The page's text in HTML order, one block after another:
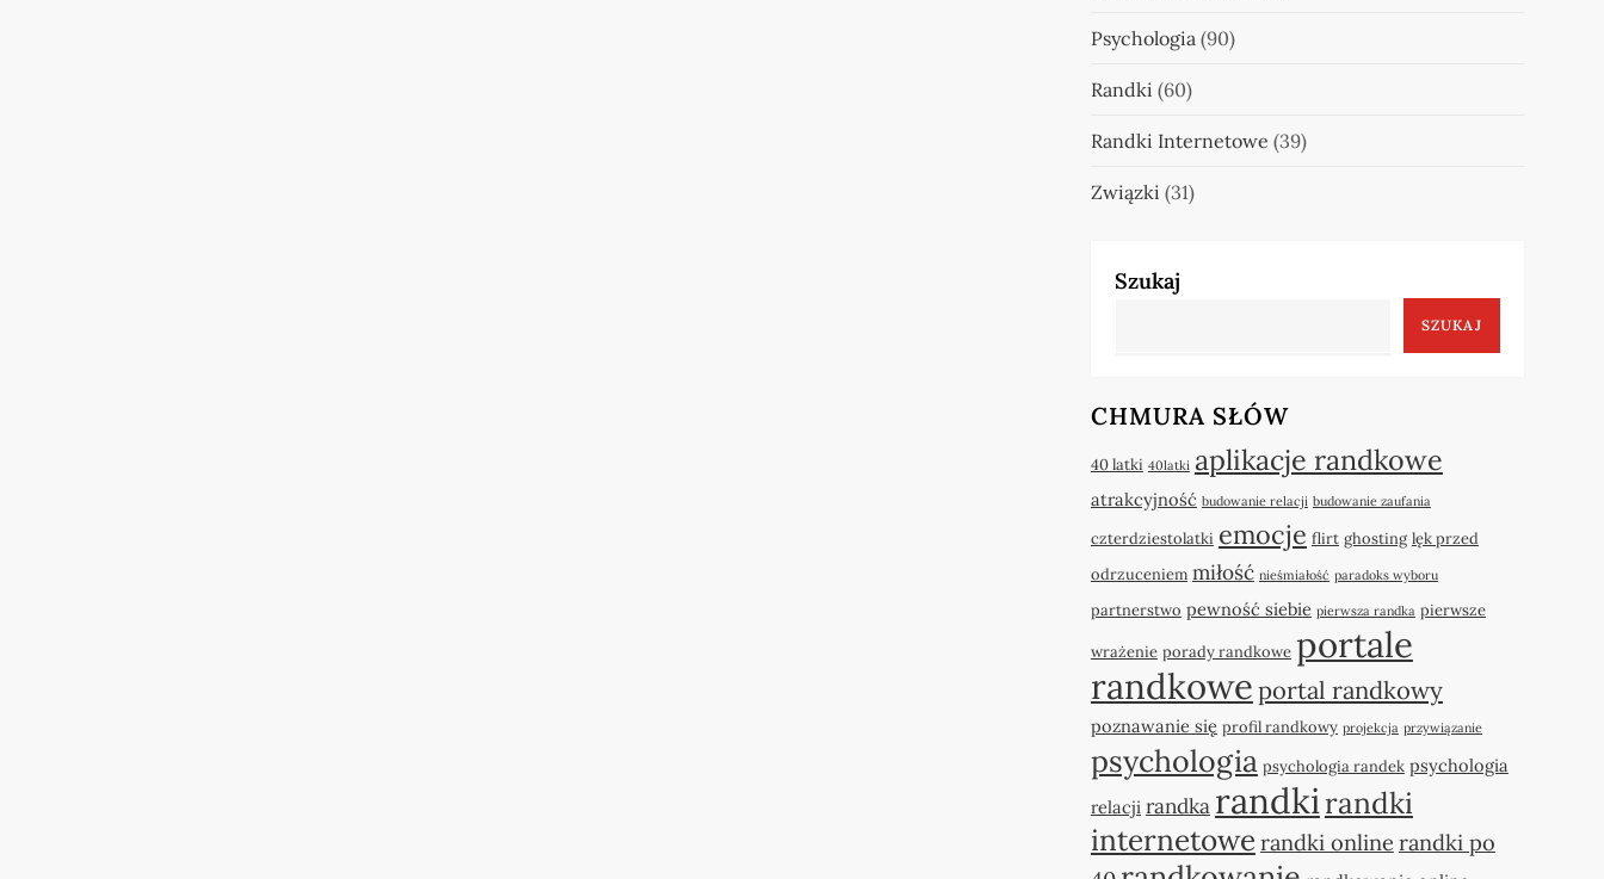
Psychologia(90)
Randki (60)
Randki Internetowe (39)
Związki (31)
Szukaj
SZUKAJ
CHMURA SŁÓW
40 latki 40latki aplikacje randkowe
atrakcyjność budowanie relacji budowanie zaufania
czterdziestolatki emocje flirt ghosting lęk przed
odrzuceniem miłość nieśmiałość paradoks wyboru
partnerstwo pewność siebie pierwsza randka pierwsze
wrażenie porady randkowe portale
randkoweportal randkowy
poznawanie się profil randkowy projekcja przywiązanie
psychologia psychologia randek psychologia
relacji randka randkirandki
internetowe randki online randki po